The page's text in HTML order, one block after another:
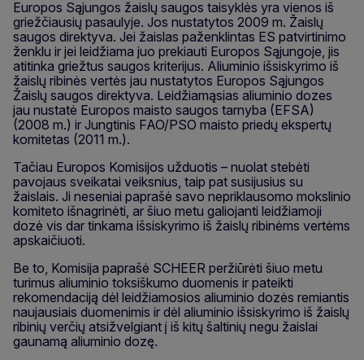
Europos Sąjungos žaislų saugos taisyklės yra vienos iš
griežčiausių pasaulyje. Jos nustatytos 2009 m. Žaislų
saugos direktyva. Jei žaislas paženklintas ES patvirtinimo
ženklu ir jei leidžiama juo prekiauti Europos Sąjungoje, jis
atitinka griežtus saugos kriterijus. Aliuminio išsiskyrimo iš
žaislų ribinės vertės jau nustatytos Europos Sąjungos
Žaislų saugos direktyva. Leidžiamąsias aliuminio dozes
jau nustatė Europos maisto saugos tarnyba (EFSA)
(2008 m.) ir Jungtinis FAO/PSO maisto priedų ekspertų
komitetas (2011 m.).
Tačiau Europos Komisijos užduotis – nuolat stebėti
pavojaus sveikatai veiksnius, taip pat susijusius su
žaislais. Ji neseniai paprašė savo nepriklausomo mokslinio
komiteto išnagrinėti, ar šiuo metu galiojanti leidžiamoji
dozė vis dar tinkama išsiskyrimo iš žaislų ribinėms vertėms
apskaičiuoti.
Be to, Komisija paprašė SCHEER peržiūrėti šiuo metu
turimus aliuminio toksiškumo duomenis ir pateikti
rekomendaciją dėl leidžiamosios aliuminio dozės remiantis
naujausiais duomenimis ir dėl aliuminio išsiskyrimo iš žaislų
ribinių verčių atsižvelgiant į iš kitų šaltinių negu žaislai
gaunamą aliuminio dozę.